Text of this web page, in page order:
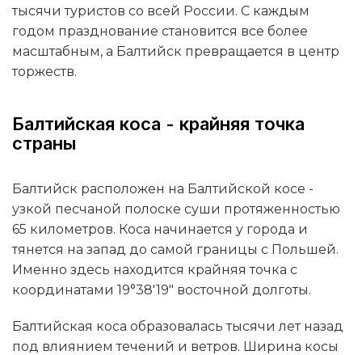
тысячи туристов со всей России. С каждым
годом празднование становится все более
масштабным, а Балтийск превращается в центр
торжеств.
Балтийская коса - крайняя точка
страны
Балтийск расположен на Балтийской косе -
узкой песчаной полоске суши протяженностью
65 километров. Коса начинается у города и
тянется на запад до самой границы с Польшей.
Именно здесь находится крайняя точка с
координатами 19°38'19" восточной долготы.
Балтийская коса образовалась тысячи лет назад
под влиянием течений и ветров. Ширина косы